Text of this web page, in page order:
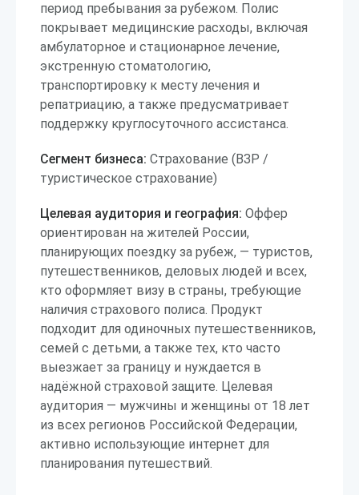
период пребывания за рубежом. Полис
покрывает медицинские расходы, включая
амбулаторное и стационарное лечение,
экстренную стоматологию,
транспортировку к месту лечения и
репатриацию, а также предусматривает
поддержку круглосуточного ассистанса.
Сегмент бизнеса: Страхование (ВЗР /
туристическое страхование)
Целевая аудитория и география: Оффер
ориентирован на жителей России,
планирующих поездку за рубеж, — туристов,
путешественников, деловых людей и всех,
кто оформляет визу в страны, требующие
наличия страхового полиса. Продукт
подходит для одиночных путешественников,
семей с детьми, а также тех, кто часто
выезжает за границу и нуждается в
надёжной страховой защите. Целевая
аудитория — мужчины и женщины от 18 лет
из всех регионов Российской Федерации,
активно использующие интернет для
планирования путешествий.